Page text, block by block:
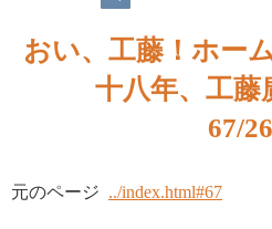
おい、工藤！ホー
十八年、工藤
67/
元のページ ../index.html#67